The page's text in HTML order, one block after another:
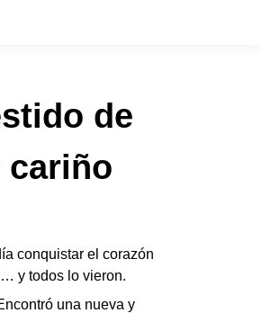
de
cariño
conquistar el corazón
y todos lo vieron.
una nueva y